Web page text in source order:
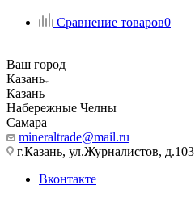
Сравнение товаров0
Ваш город
Казань
Казань
Набережные Челны
Самара
mineraltrade@mail.ru
г.Казань, ул.Журналистов, д.103
Вконтакте